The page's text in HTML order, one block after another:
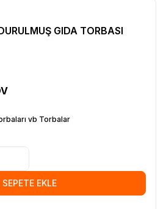
GIDA TORBASI
vb Torbalar
SEPETE EKLE